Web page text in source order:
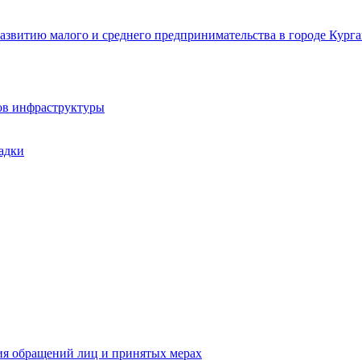
малого и среднего предпринимательства в городе
инфраструктуры
обращений лиц и принятых мерах